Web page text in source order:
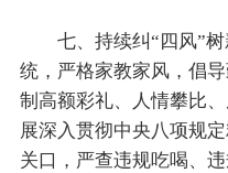
七、持续纠“四风”树
统，严格家教家风，倡
制高额彩礼、人情攀比
展深入贯彻中央八项规
关口，严查违规吃喝、